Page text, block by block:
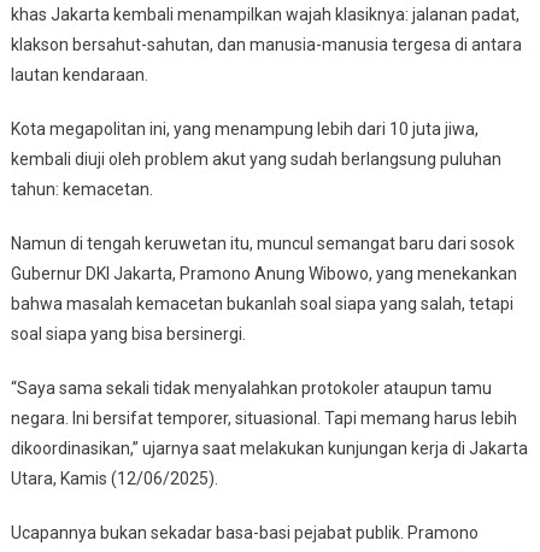
Baru
Pengelolaan
Jakarta
khas Jakarta kembali menampilkan wajah klasiknya: jalanan padat,
klakson bersahut-sahutan, dan manusia-manusia tergesa di antara
lautan kendaraan.
Kota megapolitan ini, yang menampung lebih dari 10 juta jiwa,
kembali diuji oleh problem akut yang sudah berlangsung puluhan
tahun: kemacetan.
Namun di tengah keruwetan itu, muncul semangat baru dari sosok
Gubernur DKI Jakarta, Pramono Anung Wibowo, yang menekankan
bahwa masalah kemacetan bukanlah soal siapa yang salah, tetapi
soal siapa yang bisa bersinergi.
“Saya sama sekali tidak menyalahkan protokoler ataupun tamu
negara. Ini bersifat temporer, situasional. Tapi memang harus lebih
dikoordinasikan,” ujarnya saat melakukan kunjungan kerja di Jakarta
Utara, Kamis (12/06/2025).
Ucapannya bukan sekadar basa-basi pejabat publik. Pramono